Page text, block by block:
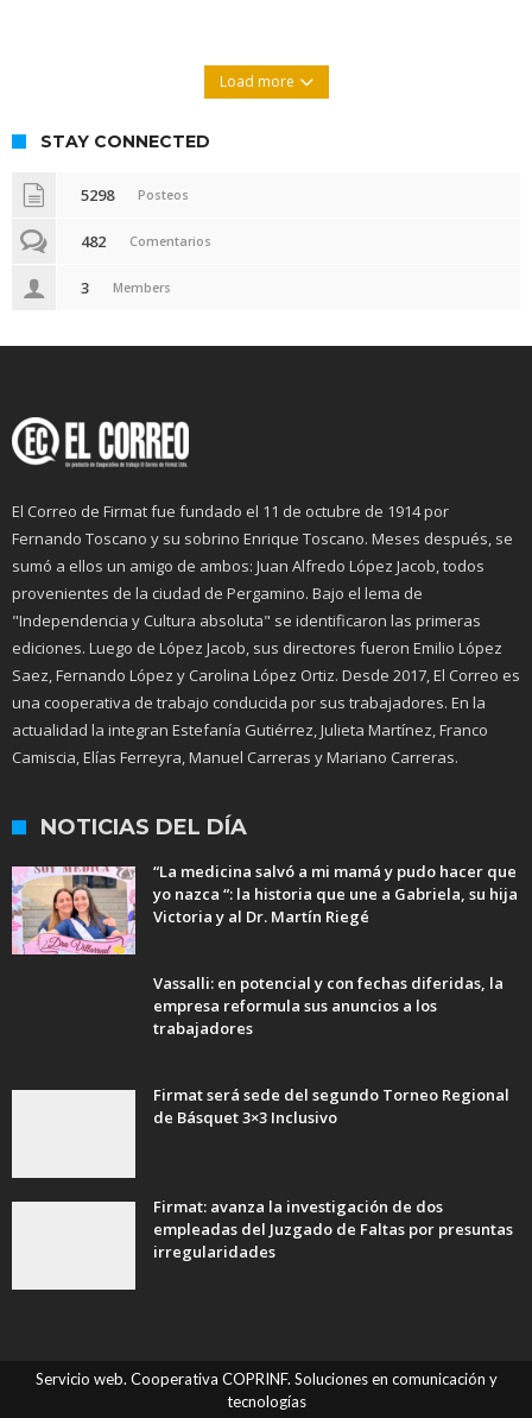
Load more
STAY CONNECTED
5298 Posteos
482 Comentarios
3 Members
El Correo de Firmat fue fundado el 11 de octubre de 1914 por
Fernando Toscano y su sobrino Enrique Toscano. Meses después, se
sumó a ellos un amigo de ambos: Juan Alfredo López Jacob, todos
provenientes de la ciudad de Pergamino. Bajo el lema de
"Independencia y Cultura absoluta" se identificaron las primeras
ediciones. Luego de López Jacob, sus directores fueron Emilio López
Saez, Fernando López y Carolina López Ortiz. Desde 2017, El Correo es
una cooperativa de trabajo conducida por sus trabajadores. En la
actualidad la integran Estefanía Gutiérrez, Julieta Martínez, Franco
Camiscia, Elías Ferreyra, Manuel Carreras y Mariano Carreras.
NOTICIAS DEL DÍA
“La medicina salvó a mi mamá y pudo hacer que
yo nazca “: la historia que une a Gabriela, su hija
Victoria y al Dr. Martín Riegé
Vassalli: en potencial y con fechas diferidas, la
empresa reformula sus anuncios a los
trabajadores
Firmat será sede del segundo Torneo Regional
de Básquet 3×3 Inclusivo
Firmat: avanza la investigación de dos
empleadas del Juzgado de Faltas por presuntas
irregularidades
Servicio web. Cooperativa COPRINF. Soluciones en comunicación y
tecnologías